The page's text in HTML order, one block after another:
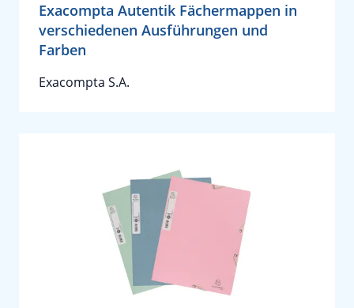
Exacompta Autentik Fächermappen in
verschiedenen Ausführungen und
Farben
Exacompta S.A.